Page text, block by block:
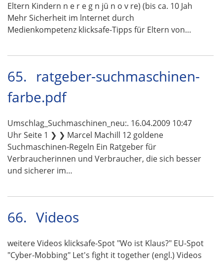
Eltern Kindern n e r e g n jü n o v re) (bis ca. 10 Jah
Mehr Sicherheit im lnternet durch
Medienkompetenz klicksafe-Tipps für Eltern von…
65. ratgeber-suchmaschinen-
farbe.pdf
Umschlag_Suchmaschinen_neu:. 16.04.2009 10:47
Uhr Seite 1 ❯ ❯ Marcel Machill 12 goldene
Suchmaschinen-Regeln Ein Ratgeber für
Verbraucherinnen und Verbraucher, die sich besser
und sicherer im…
66. Videos
weitere Videos klicksafe-Spot "Wo ist Klaus?" EU-Spot
"Cyber-Mobbing" Let's fight it together (engl.) Videos